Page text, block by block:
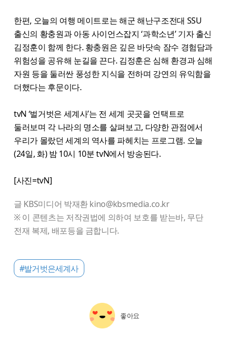
한편, 오늘의 여행 메이트로는 해군 해난구조전대 SSU
출신의 황충원과 아동 사이언스잡지 ‘과학소년’ 기자 출신
김정훈이 함께 한다. 황충원은 깊은 바닷속 잠수 경험담과
위험성을 공유해 눈길을 끈다. 김정훈은 심해 환경과 심해
자원 등을 둘러싼 풍성한 지식을 전하며 강연의 유익함을
더했다는 후문이다.
tvN ‘벌거벗은 세계사’는 전 세계 곳곳을 언택트로
둘러보며 각 나라의 명소를 살펴보고, 다양한 관점에서
우리가 몰랐던 세계의 역사를 파헤치는 프로그램. 오늘
(24일, 화) 밤 10시 10분 tvN에서 방송된다.
[사진=tvN]
글 KBS미디어 박재환 kino@kbsmedia.co.kr
※ 이 콘텐츠는 저작권법에 의하여 보호를 받는바, 무단
전재 복제, 배포등을 금합니다.
#발거벗은세계사
좋아요